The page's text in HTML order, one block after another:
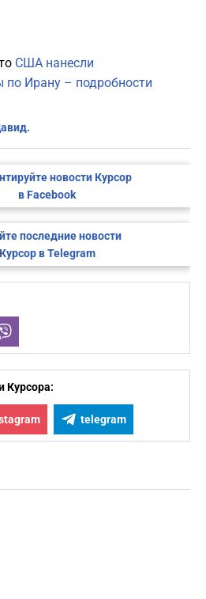
США нанесли
Ирану – подробности
новости Курсор
в Facebook
последние новости
Курсор в Telegram
Курсора:
telegram